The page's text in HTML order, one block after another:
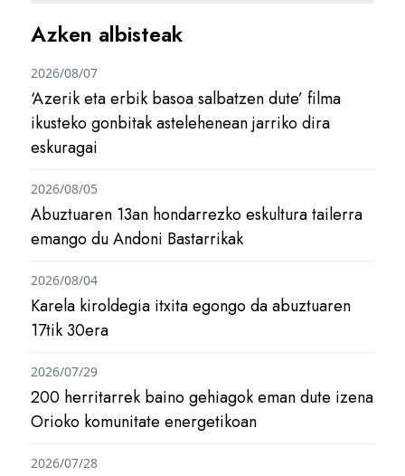
Azken albisteak
‘Azerik eta erbik basoa salbatzen dute’ filma
ikusteko gonbitak astelehenean jarriko dira
eskuragai
2026/08/07
Abuztuaren 13an hondarrezko eskultura tailerra
emango du Andoni Bastarrikak
2026/08/05
Karela kiroldegia itxita egongo da abuztuaren
17tik 30era
2026/08/04
200 herritarrek baino gehiagok eman dute izena
Orioko komunitate energetikoan
2026/07/29
2026/07/28